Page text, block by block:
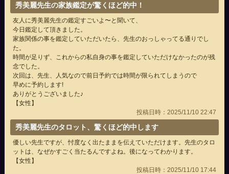
秀美麗先生の家族鑑定が驚くほど的中！
友人に秀美麗先生の鑑定すごいよ〜と聞いて、
今日鑑定して頂きました。
家族関係の事を鑑定していただいたら、先生のおっしゃってる通りでし
た。
時間が足りず、これからの私自身の事を鑑定していただけなかったのが残
念でした。
次回は、先生、人気なので前日予約では時間が限られてしまうので
早めに予約します!
ありがとうございました♪
【女性】
投稿日時：2025/11/10 22:47
秀美麗先生のタロット、驚くほど的中します
優しい先生ですが、忖度なく出たままを伝えていただけます。先生のタロ
ットは、なぜかすごく当たるんですよね。後になってわかります。
【女性】
投稿日時：2025/11/10 17:44